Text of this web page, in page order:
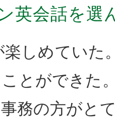
英会話を選
楽しめていた
とができた
務の方がと